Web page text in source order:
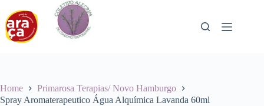
para
conteúdo
Home
Primarosa Terapias/ Novo Hamburgo
Spray Aromaterapeutico Água Alquímica Lavanda 60ml